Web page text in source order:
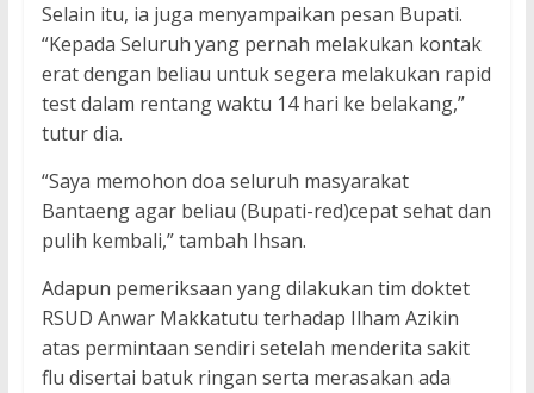
Selain itu, ia juga menyampaikan pesan Bupati.
“Kepada Seluruh yang pernah melakukan kontak
erat dengan beliau untuk segera melakukan rapid
test dalam rentang waktu 14 hari ke belakang,”
tutur dia.
“Saya memohon doa seluruh masyarakat
Bantaeng agar beliau (Bupati-red)cepat sehat dan
pulih kembali,” tambah Ihsan.
Adapun pemeriksaan yang dilakukan tim doktet
RSUD Anwar Makkatutu terhadap Ilham Azikin
atas permintaan sendiri setelah menderita sakit
flu disertai batuk ringan serta merasakan ada